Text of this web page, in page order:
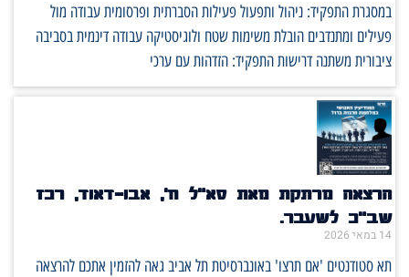
במסגרת התפקיד: ניהול ותפעול פעילות הסברתית ופרסומית עבודה מול
פעילים ומתנדבים הובלת משימות שטח ולוגיסטיקה עבודה דינמית בסביבה
ציבורית משתנה דרישות התפקיד: הזדהות עם ערכי
הרצאה מרתקת מאת סא"ל ח', אבו-דאוד, רכז
שב"כ לשעבר.
14 במאי 2026
תא סטודנטים 'אם תרצו' באונברסיטת תל אביב גאה להזמין אתכם להרצאה